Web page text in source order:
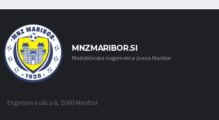
MNZMARIBOR.SI
Medobčinska nogometna zveza Maribor
Engelsova ulica 6, 2000 Maribor